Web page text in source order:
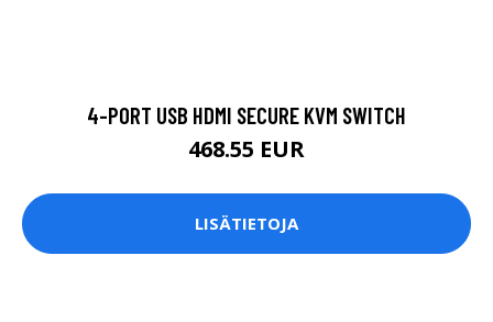
4-PORT USB HDMI SECURE KVM SWITCH
468.55 EUR
LISÄTIETOJA